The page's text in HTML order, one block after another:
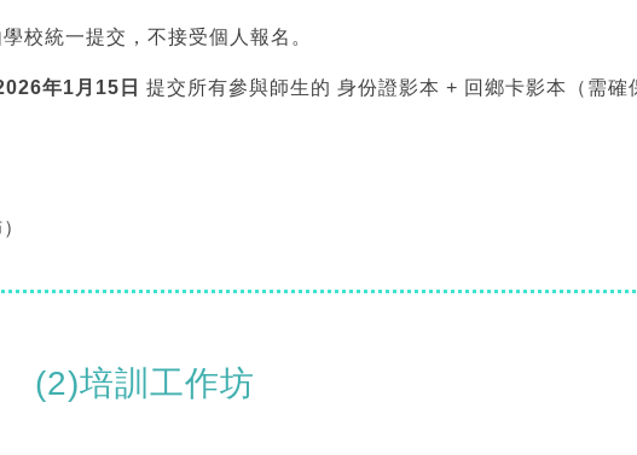
學校統一提交，不接受個人報名。
年1月15日 提交所有參與師生的 身份證影本 + 回鄉卡影本（需確
(2)培訓工作坊